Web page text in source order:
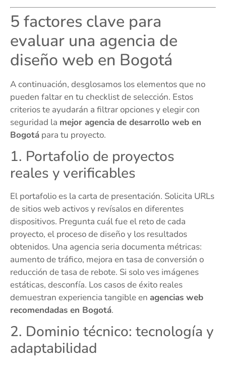
5 factores clave para
evaluar una agencia de
diseño web en Bogotá
A continuación, desglosamos los elementos que no
pueden faltar en tu checklist de selección. Estos
criterios te ayudarán a filtrar opciones y elegir con
seguridad la mejor agencia de desarrollo web en
Bogotá para tu proyecto.
1. Portafolio de proyectos
reales y verificables
El portafolio es la carta de presentación. Solicita URLs
de sitios web activos y revísalos en diferentes
dispositivos. Pregunta cuál fue el reto de cada
proyecto, el proceso de diseño y los resultados
obtenidos. Una agencia seria documenta métricas:
aumento de tráfico, mejora en tasa de conversión o
reducción de tasa de rebote. Si solo ves imágenes
estáticas, desconfía. Los casos de éxito reales
demuestran experiencia tangible en agencias web
recomendadas en Bogotá.
2. Dominio técnico: tecnología y
adaptabilidad